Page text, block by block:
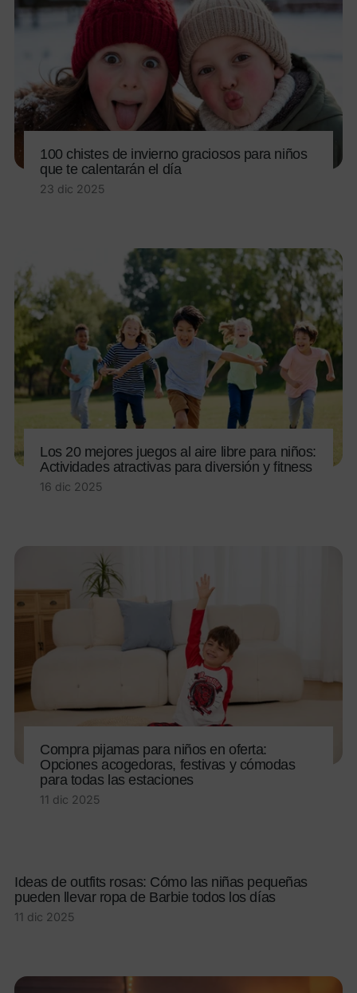
100 chistes de invierno graciosos para niños
que te calentarán el día
23 dic 2025
Los 20 mejores juegos al aire libre para niños:
Actividades atractivas para diversión y fitness
16 dic 2025
Compra pijamas para niños en oferta:
Opciones acogedoras, festivas y cómodas
para todas las estaciones
11 dic 2025
Ideas de outfits rosas: Cómo las niñas pequeñas
pueden llevar ropa de Barbie todos los días
11 dic 2025